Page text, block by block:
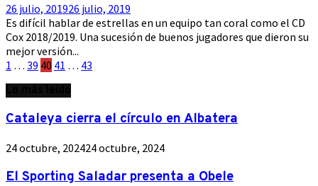
26 julio, 201926 julio, 2019
Es difícil hablar de estrellas en un equipo tan coral como el CD
Cox 2018/2019. Una sucesión de buenos jugadores que dieron su
mejor versión...
Paginación
de
entradas
1 … 39 40 41 … 43
Cataleya cierra el círculo en Albatera
24 octubre, 202424 octubre, 2024
El Sporting Saladar presenta a Obele